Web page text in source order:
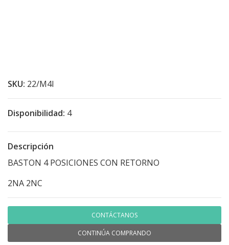
SKU: 22/M4I
Disponibilidad: 4
Descripción
BASTON 4 POSICIONES CON RETORNO
2NA 2NC
CONTÁCTANOS
CONTINÚA COMPRANDO